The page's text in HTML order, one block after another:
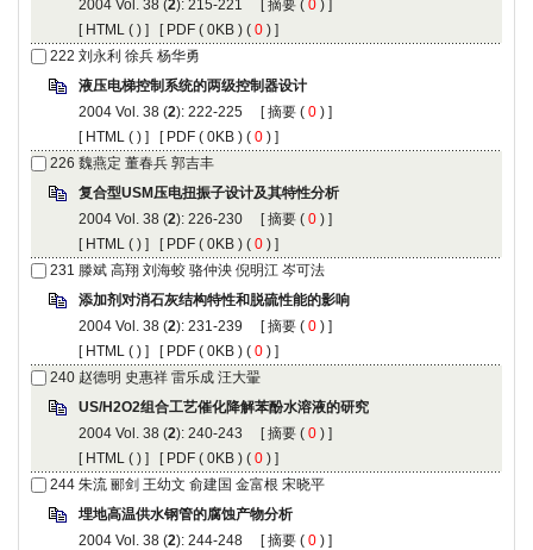
2004 Vol. 38 (2): 215-221 [摘要 ( 0 ) ]
[ HTML ( ) ] [ PDF ( 0KB ) ( 0 ) ]
222 刘永利 徐兵 杨华勇
液压电梯控制系统的两级控制器设计
2004 Vol. 38 (2): 222-225 [摘要 ( 0 ) ]
[ HTML ( ) ] [ PDF ( 0KB ) ( 0 ) ]
226 魏燕定 董春兵 郭吉丰
复合型USM压电扭振子设计及其特性分析
2004 Vol. 38 (2): 226-230 [摘要 ( 0 ) ]
[ HTML ( ) ] [ PDF ( 0KB ) ( 0 ) ]
231 滕斌 高翔 刘海蛟 骆仲泱 倪明江 岑可法
添加剂对消石灰结构特性和脱硫性能的影响
2004 Vol. 38 (2): 231-239 [摘要 ( 0 ) ]
[ HTML ( ) ] [ PDF ( 0KB ) ( 0 ) ]
240 赵德明 史惠祥 雷乐成 汪大翬
US/H2O2组合工艺催化降解苯酚水溶液的研究
2004 Vol. 38 (2): 240-243 [摘要 ( 0 ) ]
[ HTML ( ) ] [ PDF ( 0KB ) ( 0 ) ]
244 朱流 郦剑 王幼文 俞建国 金富根 宋晓平
埋地高温供水钢管的腐蚀产物分析
2004 Vol. 38 (2): 244-248 [摘要 ( 0 ) ]